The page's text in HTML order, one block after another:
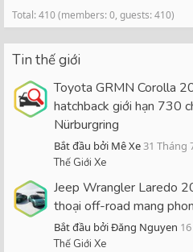
Total: 410 (members: 0, guests: 410)
Tin thế giới
Toyota GRMN Corolla
hatchback giới hạn 730
Nürburgring
Bắt đầu bởi Mê Xe31 Tháng
Thế Giới Xe
Jeep Wrangler Laredo
thoại off-road mang
Bắt đầu bởi Đăng Nguyen
Thế Giới Xe